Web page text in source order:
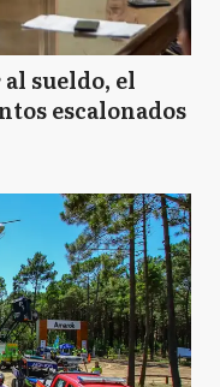
sueldo, el
escalonados